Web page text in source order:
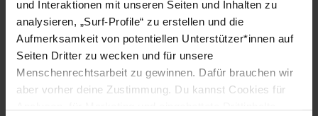
und Interaktionen mit unseren Seiten und Inhalten zu
analysieren, „Surf-Profile“ zu erstellen und die
Aufmerksamkeit von potentiellen Unterstützer*innen auf
Seiten Dritter zu wecken und für unsere
Menschenrechtsarbeit zu gewinnen. Dafür brauchen wir
aber vorher deine Zustimmung. Du kannst Cookies für
URGENT ACTION LIBYEN